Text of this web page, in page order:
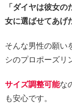
「ダイヤは彼女
女に選ばせてあげ
そんな男性の願い
シのプロポーズリ
サイズ調整可能な
も安心です。